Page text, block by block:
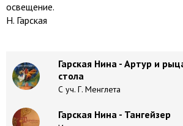
освещение.
Н. Гарская
Гарская Нина - Артур и
стола
С уч. Г. Менглета
Гарская Нина - Тангейзер